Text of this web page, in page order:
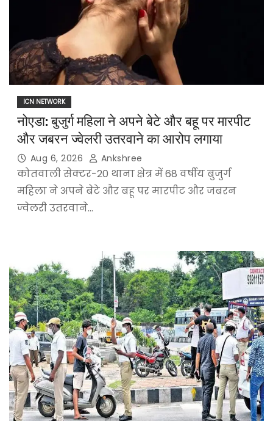
ICN NETWORK
नोएडा: बुजुर्ग महिला ने अपने बेटे और बहू पर मारपीट
और जबरन ज्वेलरी उतरवाने का आरोप लगाया
Aug 6, 2026 Ankshree
कोतवाली सेक्टर-20 थाना क्षेत्र में 68 वर्षीय बुजुर्ग
महिला ने अपने बेटे और बहू पर मारपीट और जबरन
ज्वेलरी उतरवाने…